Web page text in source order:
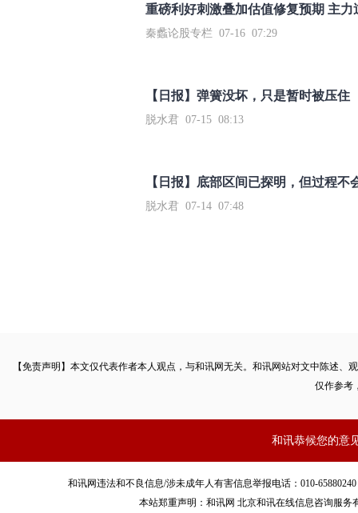
秦蠡论股专栏 07-16 07:29
【日报】弹簧没坏，只是暂时被压住
脱水君 07-15 08:13
【日报】底部区间已探明，但过程不
脱水君 07-14 07:48
【免责声明】本文仅代表作者本人观点，与和讯网无关。和讯网站对文中陈述
仅作参考
和讯恭候您的意
和讯网违法和不良信息/涉未成年人有害信息举报电话：010-
本站郑重声明：和讯网 北京和讯在线信息咨询服